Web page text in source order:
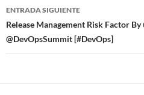
ENTRADA SIGUIENTE
Release Management Risk Factor
@DevOpsSummit [#DevOps]